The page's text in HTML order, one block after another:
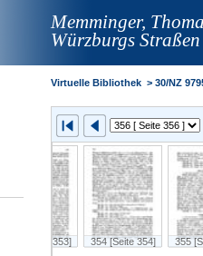
Memminger,
Würzburgs
353 [Seite 353] 354 [Seite 354] 355
Virtuelle Bibliothek > 30/NZ